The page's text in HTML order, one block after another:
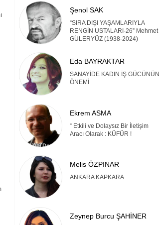
Şenol SAK
“SIRA DIŞI YAŞAMLARIYLA
RENGİN USTALARI-26” Mehmet
GÜLERYÜZ (1938-2024)
Eda BAYRAKTAR
SANAYİDE KADIN İŞ GÜCÜNÜN
ÖNEMİ
Ekrem ASMA
“ Etkili ve Dolaysız Bir İletişim
Aracı Olarak : KÜFÜR !
Melis ÖZPINAR
ANKARA KAPKARA
Zeynep Burcu ŞAHİNER